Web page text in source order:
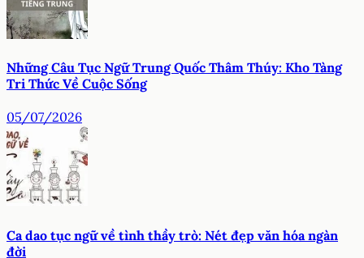
Những Câu Tục Ngữ Trung Quốc Thâm Thúy: Kho Tàng
Tri Thức Về Cuộc Sống
05/07/2026
Ca dao tục ngữ về tình thầy trò: Nét đẹp văn hóa ngàn
đời